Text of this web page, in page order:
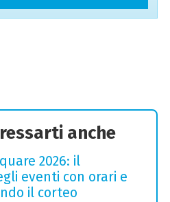
anche
2026: il
eventi con orari e
il corteo